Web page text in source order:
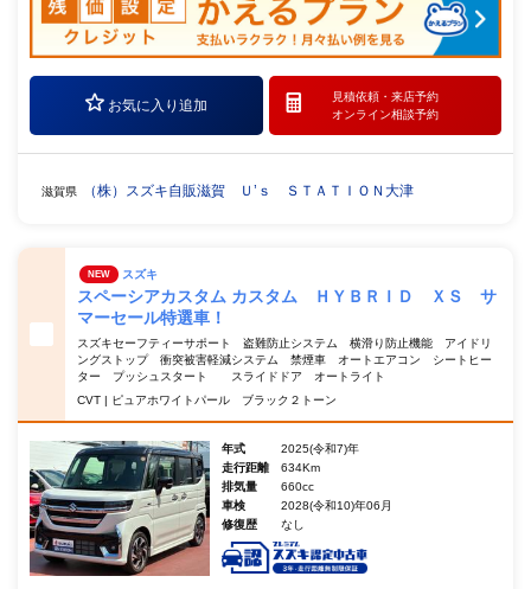
お気に入り追加
見積依頼・ 来店予約
オンライン相談予約
滋賀県 （株）スズキ自販滋賀 Ｕ’ｓ ＳＴＡＴＩＯＮ大津
NEW スズキ
スペーシアカスタム カスタム ＨＹＢＲＩＤ ＸＳ サ
マーセール特選車！
スズキセーフティーサポート 盗難防止システム 横滑り防止機能 アイドリ
ングストップ 衝突被害軽減システム 禁煙車 オートエアコン シートヒー
ター プッシュスタート スライドドア オートライト
CVT | ピュアホワイトパール ブラック２トーン
年式
2025(令和7)年
走行距離
634Km
排気量
660cc
車検
2028(令和10)年06月
修復歴
なし